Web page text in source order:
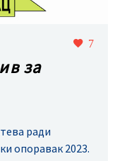
7
за
ради
опоравак 2023.